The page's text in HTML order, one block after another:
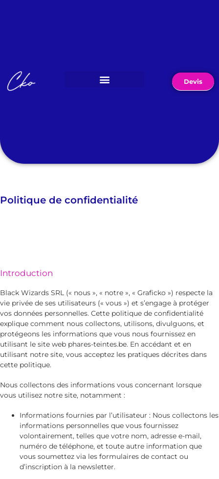
Devis
Politique de confidentialité
Introduction
Black Wizards SRL (« nous », « notre », « Graficko ») respecte la
vie privée de ses utilisateurs (« vous ») et s’engage à protéger
vos données personnelles. Cette politique de confidentialité
explique comment nous collectons, utilisons, divulguons, et
protégeons les informations que vous nous fournissez en
utilisant le site web phares-teintes.be. En accédant et en
utilisant notre site, vous acceptez les pratiques décrites dans
cette politique.
Nous collectons des informations vous concernant lorsque
vous utilisez notre site, notamment :
Informations fournies par l’utilisateur : Nous collectons les
informations personnelles que vous fournissez
volontairement, telles que votre nom, adresse e-mail,
numéro de téléphone, et toute autre information que
vous soumettez via les formulaires de contact ou
d’inscription à la newsletter.